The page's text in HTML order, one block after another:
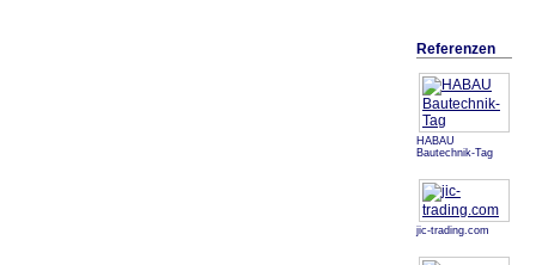
Referenzen
HABAU
Bautechnik-Tag
jic-trading.com